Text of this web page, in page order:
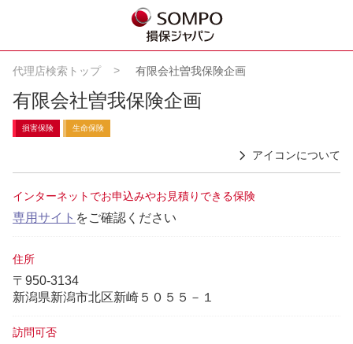
代理店検索トップ 有限会社曽我保険企画
有限会社曽我保険企画
損害保険 生命保険
アイコンについて
インターネットでお申込みやお見積りできる保険
専用サイト をご確認ください
住所
〒950-3134
新潟県新潟市北区新崎５０５５－１
訪問可否